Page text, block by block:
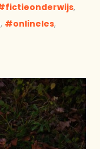
fictieonderwijs,
, onlineles,